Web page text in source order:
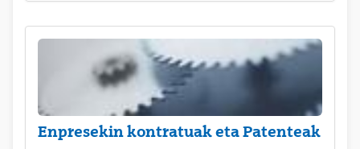
Enpresekin kontratuak eta Patenteak